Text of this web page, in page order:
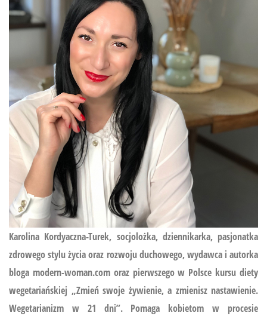
Karolina Kordyaczna-Turek, socjolożka, dziennikarka, pasjonatka
zdrowego stylu życia oraz rozwoju duchowego, wydawca i autorka
bloga modern-woman.com oraz pierwszego w Polsce kursu diety
wegetariańskiej „Zmień swoje żywienie, a zmienisz nastawienie.
Wegetarianizm w 21 dni”.Pomaga kobietom w procesie